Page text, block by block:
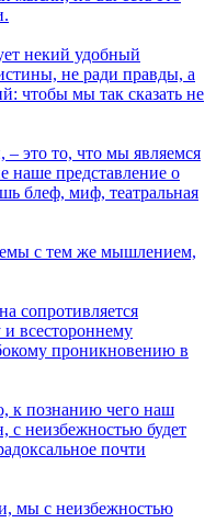
некий удобный
не ради правды, а
чтобы мы так сказать не
это то, что мы являемся
наше представление о
блеф, миф, театральная
с тем же мышлением,
сопротивляется
всестороннему
проникновению в
к познанию чего наш
с неизбежностью будет
почти
мы с неизбежностью